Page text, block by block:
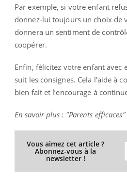
Par exemple, si votre enfant
donnez-lui toujours un choix de
donnera un sentiment de
coopérer.
Enfin, félicitez votre enfant avec
suit les consignes. Cela l'aide à
bien fait et l’encourage à
En savoir plus : "Parents
Vous aimez cet article ?
Abonnez-vous à la
newsletter !